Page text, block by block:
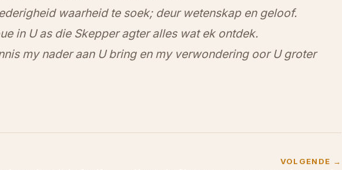
waarheid te soek; deur wetenskap en geloof.
in U as die Skepper agter alles wat ek ontdek.
my nader aan U bring en my verwondering oor U groter
VOLGENDE →